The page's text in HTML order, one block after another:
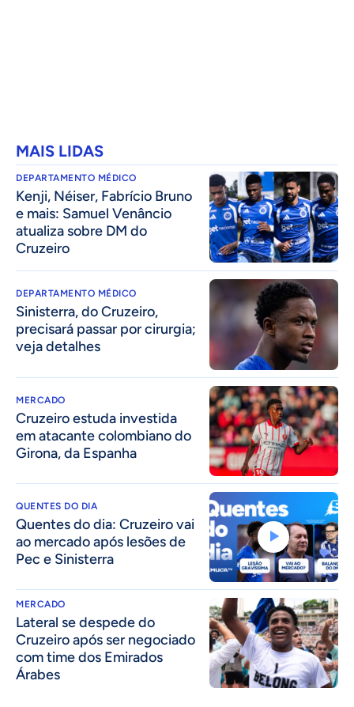
MAIS LIDAS
DEPARTAMENTO MÉDICO
Kenji, Néiser, Fabrício Bruno
e mais: Samuel Venâncio
atualiza sobre DM do
Cruzeiro
DEPARTAMENTO MÉDICO
Sinisterra, do Cruzeiro,
precisará passar por cirurgia;
veja detalhes
MERCADO
Cruzeiro estuda investida
em atacante colombiano do
Girona, da Espanha
QUENTES DO DIA
Quentes do dia: Cruzeiro vai
ao mercado após lesões de
Pec e Sinisterra
MERCADO
Lateral se despede do
Cruzeiro após ser negociado
com time dos Emirados
Árabes